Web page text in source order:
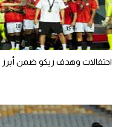
احتفالات وهدف زيكو ضمن